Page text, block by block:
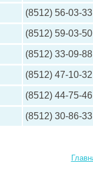
(8512) 56-03-33
(8512) 59-03-50
(8512) 33-09-88
(8512) 47-10-32
(8512) 44-75-46
(8512) 30-86-33